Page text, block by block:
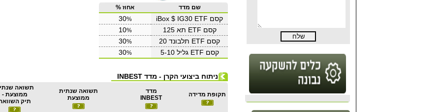
שם מדד אחוז %
קסם iBox $ IG30 ETF 30%
קסם ETF תא 125 10%
קסם ETF תלבונד 20 30%
קסם ETF גליל 5-10 30%
ניתוח ביצועי הקרן - מדד INBEST
תקופת מדידה
מדד
INBEST
תשואה שנתית
ממוצעת
תשואה
ממוצעת -
תיק